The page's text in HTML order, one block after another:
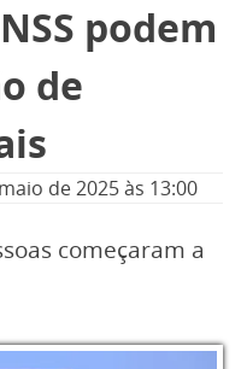
podem
de
de 2025às 13:00
começaram a